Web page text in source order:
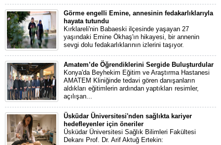
Görme engelli Emine, annesinin fedakarlıklarıyla
hayata tutundu
Kırklareli'nin Babaeski ilçesinde yaşayan 27
yaşındaki Emine Ökhaş'ın hikayesi, bir annenin
sevgi dolu fedakarlıklarının izlerini taşıyor.
Amatem’de Öğrendiklerini Sergide Buluşturdular
Konya'da Beyhekim Eğitim ve Araştırma Hastanesi
AMATEM Kliniğinde tedavi gören danışanların
aldıkları eğitimlerin ardından yaptıkları resimler,
açılışan...
Üsküdar Üniversitesi'nden sağlıkta kariyer
hedefleyenler için öneriler
Üsküdar Üniversitesi Sağlık Bilimleri Fakültesi
Dekanı Prof. Dr. Arif Aktuğ Ertekin: